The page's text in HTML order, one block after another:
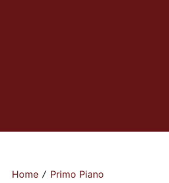
Home / Primo Piano